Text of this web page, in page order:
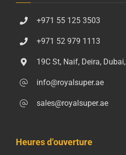
+971 55 125 3503
+971 52 979 1113
19C St, Naif, Deira,
info@royalsuper.ae
sales@royalsuper.ae
Heures d’ouverture